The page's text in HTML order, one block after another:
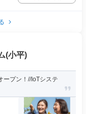
(小平)
ープン！//IoTシステ